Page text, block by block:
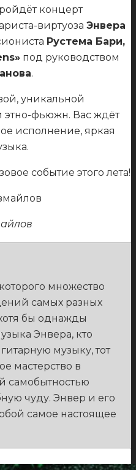
концерт
виртуоза Энвера
Рустема Бари,
под руководством
.
уникальной
этно-фьюжн. Вас ждёт
исполнение, яркая
событие этого лета!
множество
самых разных
бы однажды
Энвера, кто
музыку, тот
мастерство в
самобытностью
чуду. Энвер и его
самое настоящее